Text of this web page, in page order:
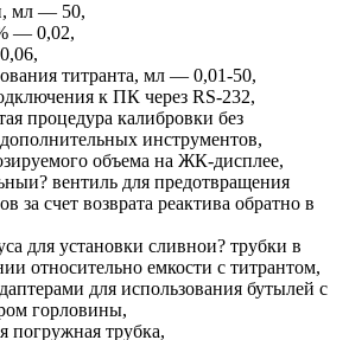
мл — 50,
— 0,02,
титранта, мл — 0,01-50,
к ПК через RS-232,
процедура калибровки без
инструментов,
объема на ЖК-дисплее,
вентиль для предотвращения
за счет возврата реактива обратно в
для установки сливнои? трубки в
относительно емкости с титрантом,
для использования бутылей с
горловины,
погружная трубка,